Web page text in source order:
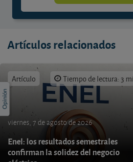
Artículos relacionados
Artículo Tiempo de lectura: 3
viernes, 7 de agosto de 2026
Enel: los resultados semestrales
confirman la solidez del negocio